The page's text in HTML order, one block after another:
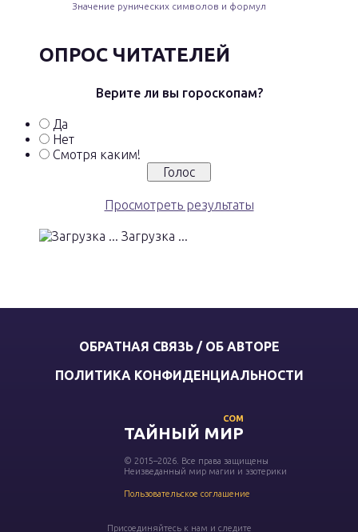
Значение рунических символов и формул
ОПРОС ЧИТАТЕЛЕЙ
Верите ли вы гороскопам?
Да
Нет
Смотря каким!
Просмотреть результаты
Загрузка ...
ОБРАТНАЯ СВЯЗЬ / ОБ АВТОРЕ
ПОЛИТИКА КОНФИДЕНЦИАЛЬНОСТИ
ТАЙНЫЙ МИР
COM
© 2015–2026. Все права защищены
Неизведанный мир магии и эзотерики
Пользовательское соглашение
Присоединяйтесь к нам и следите